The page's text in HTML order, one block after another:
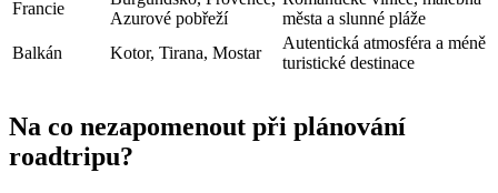
Francie
Azurové pobřeží
města a slunné pláže
Balkán
Kotor, Tirana, Mostar
Autentická atmosféra a méně
turistické destinace
Na co nezapomenout při plánování
roadtripu?